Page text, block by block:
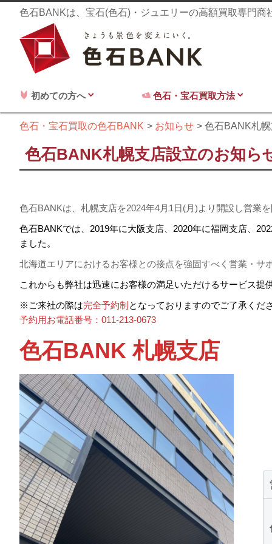
色石BANKは、宝石(色石)・ジュエリーの高額買取専門
初めての方へ 色石・宝石買取方法
色石・宝石買取の色石BANK お知らせ 色石BANK札
色石BANK札幌支店設立のお知ら
色石BANKは、札幌支店を2024年4月1日(月)より開設し営業
色石BANKでは、2019年に大阪支店、2020年に福岡支店、
ました。
北海道エリアにおけるお客様との接点を強固すべく営業・
これからも弊社は迅速にお客様の満足いただけるサービス提
※ご来社の際は完全予約制 となっておりますのでご了承くだ
予約用お電話番号：011-213-0673
色石BANK 札幌支店